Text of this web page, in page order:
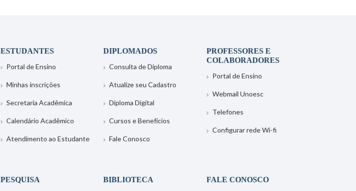
ESTUDANTES
Portal de Ensino
Minhas inscrições
Secretaria Acadêmica
Calendário Acadêmico
Atendimento ao Estudante
DIPLOMADOS
Consulta de Diploma
Atualize seu Cadastro
Diploma Digital
Cursos e Benefícios
Fale Conosco
PROFESSORES E
COLABORADORES
Portal de Ensino
Webmail Unoesc
Telefones
Configurar rede Wi-fi
PESQUISA
BIBLIOTECA
FALE CONOSCO